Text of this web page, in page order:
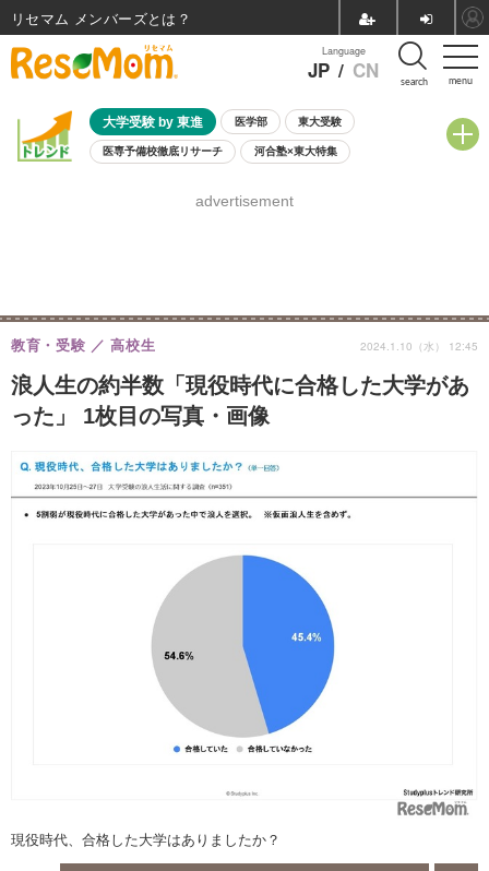
menu
Language
JP / CN search
大学受験 by 東進 医学部 東大受験
医専予備校徹底リサーチ 河合塾×東大特集
8月開催学校説明会・相談会
advertisement
浪人生の約半数「現役時代に合格した大学があ
った」 1枚目の写真・画像
教育・受験 高校生 2024.1.10（水） 12:45
現役時代、合格した大学はありましたか？
リセマム メンバーズ